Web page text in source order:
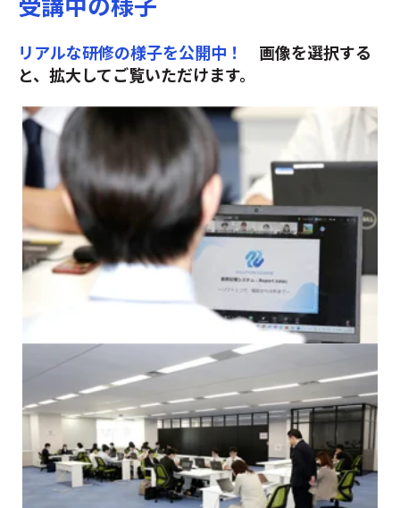
リアルな研修の様子を公開中！
画像を選択する
と、拡大してご覧いただけます。
ひとつのプロジェクトを
チームで取り組みます
1社1名～業種を問わずに参加できる
合同形式研修